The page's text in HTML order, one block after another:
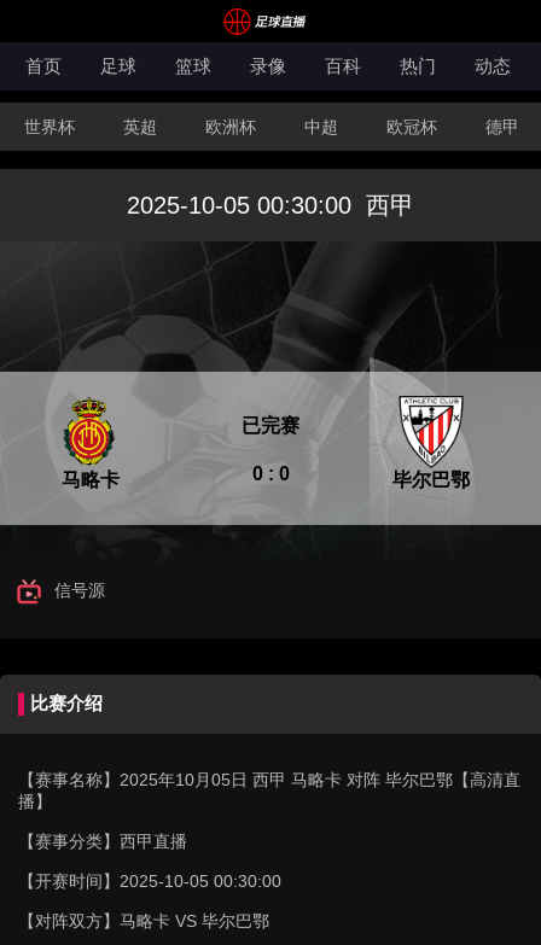
首页 足球 篮球 录像 百科 热门 动态
世界杯 英超 欧洲杯 中超 欧冠杯 德甲
CBA FIBA洲际杯
2025-10-05 00:30:00 西甲
马略卡 0 : 0
已完赛
毕尔巴鄂
信号源
比赛介绍
【赛事名称】 2025年10月05日 西甲 马略卡 对阵 毕尔巴鄂【高清直
播】
【赛事分类】 西甲直播
【开赛时间】 2025-10-05 00:30:00
【对阵双方】 马略卡 VS 毕尔巴鄂